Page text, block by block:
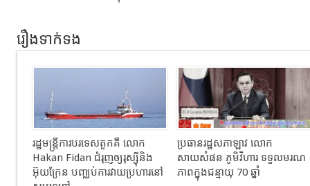
រឿងទាក់ទង
រដ្ឋមន្រ្តីការបរទេសតួកគី លោក
Hakan Fidan ជំរុញឲ្យរុស្ស៊ីនិង
អ៊ុយក្រែន បញ្ឈប់ការវាយប្រហារនៅ
ប្រធានរដ្ឋសភាឡាវ លោក
សាយសំផន ភូមិវិហារ ទទួលមរណ
ភាពក្នុងជន្មាយុ 70 ឆ្នាំ